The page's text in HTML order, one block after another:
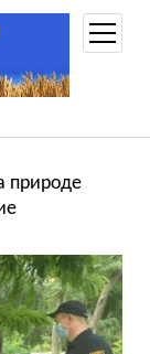
меню
природе